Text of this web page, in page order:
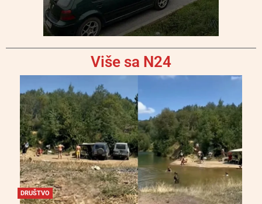
Više sa N24
DRUŠTVO